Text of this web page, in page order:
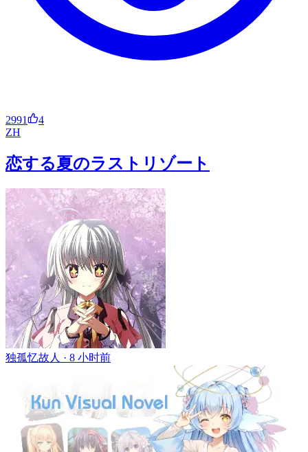
2991
4
ZH
恋する夏のラストリゾート
独孤忆故人 · 8 小时前